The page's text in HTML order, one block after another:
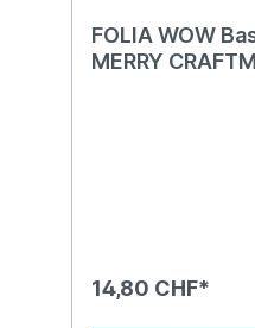
FOLIA WOW
MERRY
14,80 CHF*